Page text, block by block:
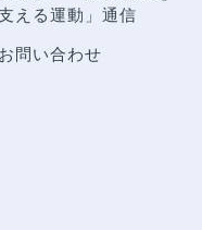
える運動」通信
お問い合わせ